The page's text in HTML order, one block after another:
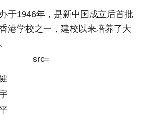
1946年，是新中国成立后首批
港学校之一，建校以来培养了大